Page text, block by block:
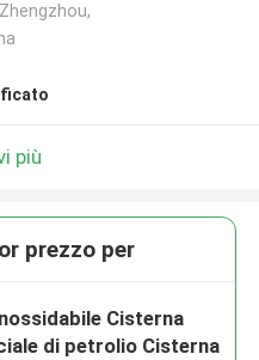
più
prezzo per
Cisterna
di petrolio Cisterna